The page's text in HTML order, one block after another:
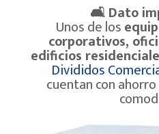
🛋Dato
Unos de los
corporativos,
edificios
Divididos
cuentan con